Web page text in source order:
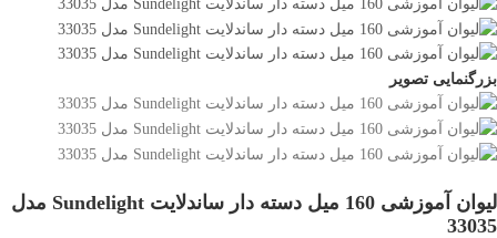
بزرگنمایی تصویر
لیوان آموزشی 160 میل دسته دار ساندلایت Sundelight مدل
33035